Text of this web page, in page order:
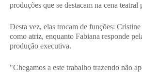
produções que se destacam na cena teatral
Desta vez, elas trocam de funções:
como atriz, enquanto Fabiana responde
produção executiva.
"Chegamos a este trabalho trazendo não